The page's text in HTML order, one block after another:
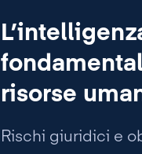
risorse
Rischi giuridici e